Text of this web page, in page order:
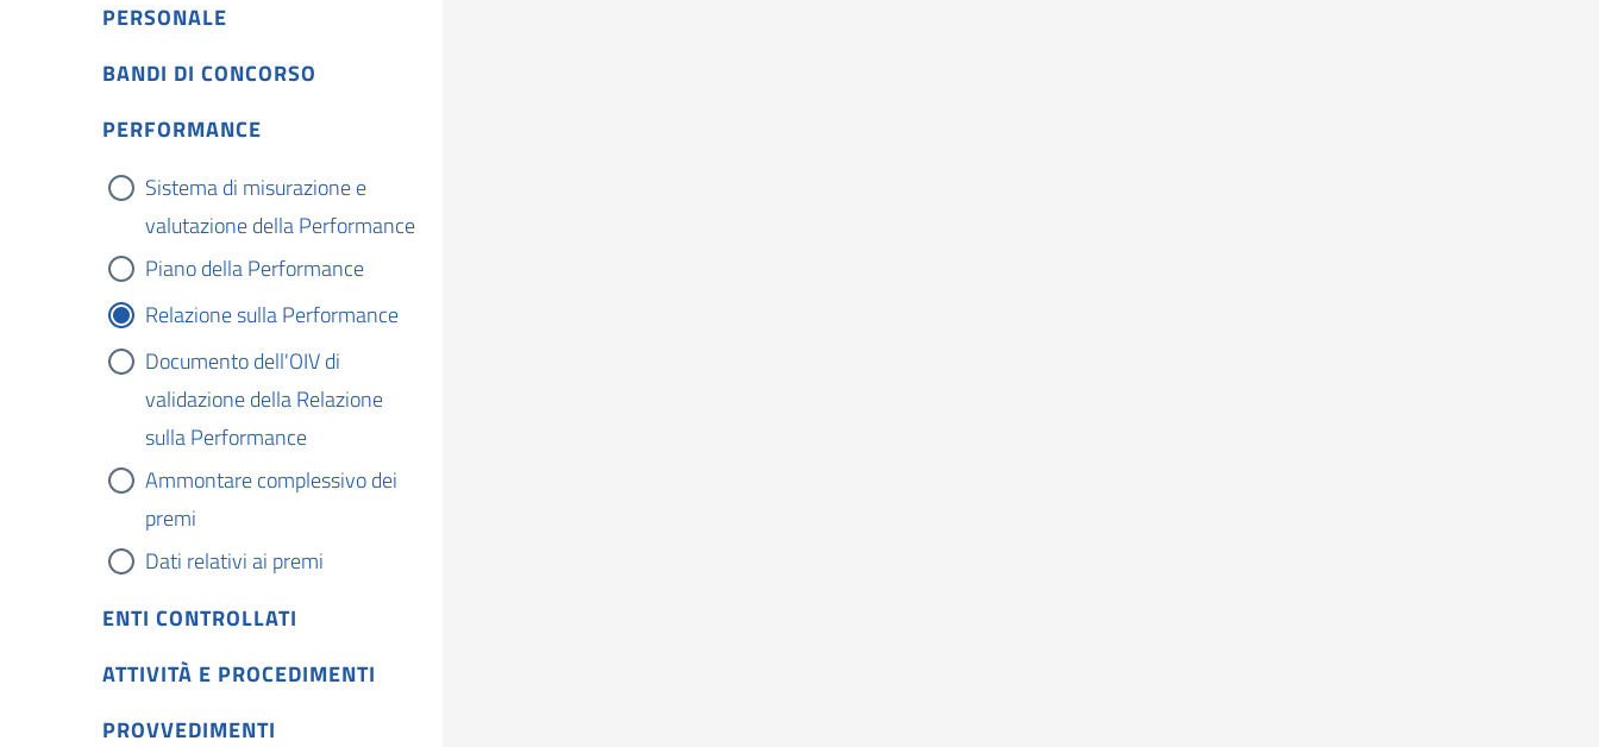
PERSONALE
BANDI DI CONCORSO
PERFORMANCE
Sistema di misurazione e
valutazione della Performance
Piano della Performance
Relazione sulla Performance
Documento dell'OIV di
validazione della Relazione
sulla Performance
Ammontare complessivo dei
premi
Dati relativi ai premi
ENTI CONTROLLATI
ATTIVITÀ E PROCEDIMENTI
PROVVEDIMENTI